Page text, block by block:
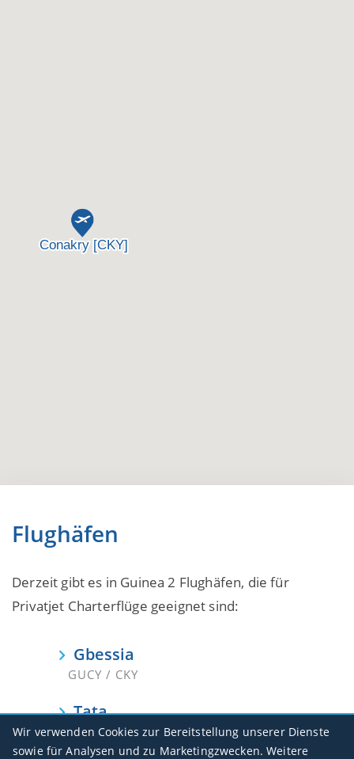
Flughäfen
Derzeit gibt es in Guinea 2 Flughäfen, die für
Privatjet Charterflüge geeignet sind:
Gbessia
GUCY / CKY
Tata
GULB / LEK
Wir verwenden Cookies zur Bereitstellung unserer Dienste
sowie für Analysen und zu Marketingzwecken. Weitere